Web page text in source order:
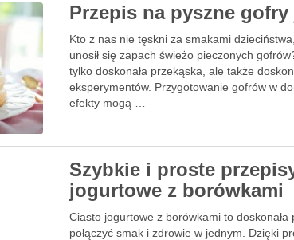
Przepis na pyszne
Kto z nas nie tęskni za smakami
unosił się zapach świeżo pieczonych
tylko doskonała przekąska, ale także
eksperymentów. Przygotowanie gofrów w
efekty mogą …
Szybkie i proste
jogurtowe z borówkami
Ciasto jogurtowe z borówkami to
połączyć smak i zdrowie w jednym. Dzięki